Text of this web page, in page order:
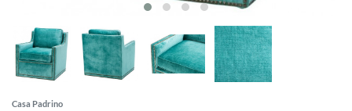
Casa Padrino